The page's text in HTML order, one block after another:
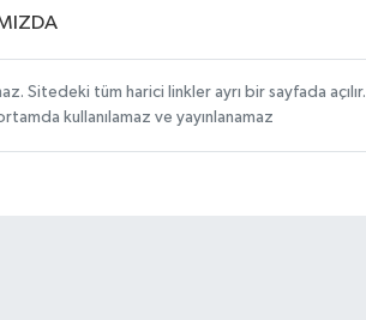
Sitedeki tüm harici linkler ayrı bir sayfada açılır.
kullanılamaz ve yayınlanamaz